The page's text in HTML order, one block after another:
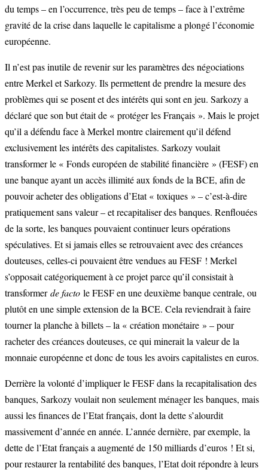
du temps – en l’occurrence, très peu de temps – face à l’extrême
gravité de la crise dans laquelle le capitalisme a plongé l’économie
européenne.
Il n’est pas inutile de revenir sur les paramètres des négociations
entre Merkel et Sarkozy. Ils permettent de prendre la mesure des
problèmes qui se posent et des intérêts qui sont en jeu. Sarkozy a
déclaré que son but était de « protéger les Français ». Mais le projet
qu’il a défendu face à Merkel montre clairement qu’il défend
exclusivement les intérêts des capitalistes. Sarkozy voulait
transformer le « Fonds européen de stabilité financière » (FESF) en
une banque ayant un accès illimité aux fonds de la BCE, afin de
pouvoir acheter des obligations d’Etat « toxiques » – c’est-à-dire
pratiquement sans valeur – et recapitaliser des banques. Renflouées
de la sorte, les banques pouvaient continuer leurs opérations
spéculatives. Et si jamais elles se retrouvaient avec des créances
douteuses, celles-ci pouvaient être vendues au FESF ! Merkel
s’opposait catégoriquement à ce projet parce qu’il consistait à
transformerde facto le FESF en une deuxième banque centrale, ou
plutôt en une simple extension de la BCE. Cela reviendrait à faire
tourner la planche à billets – la « création monétaire » – pour
racheter des créances douteuses, ce qui minerait la valeur de la
monnaie européenne et donc de tous les avoirs capitalistes en euros.
Derrière la volonté d’impliquer le FESF dans la recapitalisation des
banques, Sarkozy voulait non seulement ménager les banques, mais
aussi les finances de l’Etat français, dont la dette s’alourdit
massivement d’année en année. L’année dernière, par exemple, la
dette de l’Etat français a augmenté de 150 milliards d’euros ! Et si,
pour restaurer la rentabilité des banques, l’Etat doit répondre à leurs